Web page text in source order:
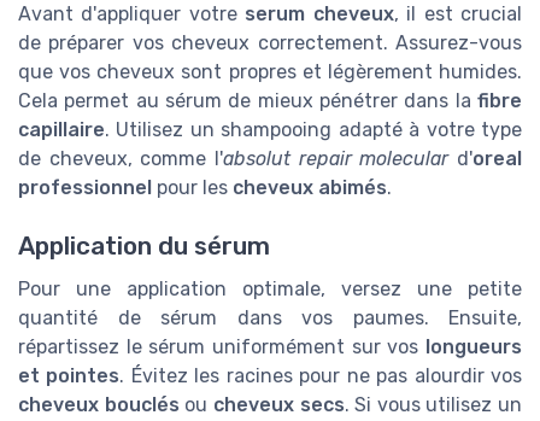
Avant d'appliquer votre serum cheveux, il est crucial
de préparer vos cheveux correctement. Assurez-vous
que vos cheveux sont propres et légèrement humides.
Cela permet au sérum de mieux pénétrer dans la fibre
capillaire. Utilisez un shampooing adapté à votre type
de cheveux, comme l'absolut repair moleculard'oreal
professionnel pour les cheveux abimés.
Application du sérum
Pour une application optimale, versez une petite
quantité de sérum dans vos paumes. Ensuite,
répartissez le sérum uniformément sur vos longueurs
et pointes. Évitez les racines pour ne pas alourdir vos
cheveux bouclés ou cheveux secs. Si vous utilisez un